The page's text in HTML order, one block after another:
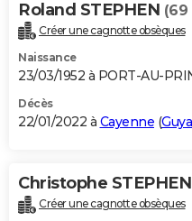
Roland STEPHEN (69
Créer une cagnotte obsèques
Naissance
23/03/1952 à PORT-AU-
Décès
22/01/2022 à Cayenne (
Christophe STEPHEN
Créer une cagnotte obsèques